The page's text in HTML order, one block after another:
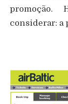
promoção.
considerar: a